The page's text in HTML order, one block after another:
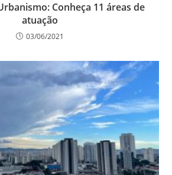
Conheça 11 áreas de
atuação
03/06/2021